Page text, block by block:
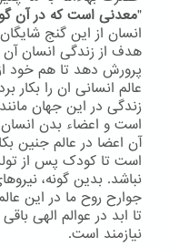
"معدنی است که در آن
انسان از این گنج
هدف از زندگی انسان
پرورش دهد تا هم خود
عالم انسانی ان را بکار
زندگی در این جهان
است و اعضاء بدن
آن اعضا در عالم جنین
است تا کودک پس از تولد
نباشد. بدین گونه،
جوارح روح ما در این
تا ابد در عوالم الهی
نيازمند است.